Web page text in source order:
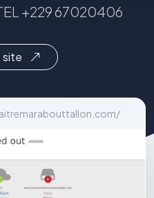
+229 67020406
site